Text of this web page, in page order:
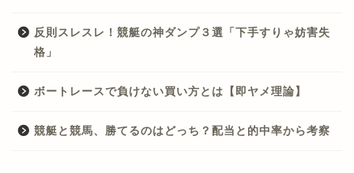
反則スレスレ！競艇の神ダンプ３選「下手すりゃ妨害失
格」
ボートレースで負けない買い方とは【即ヤメ理論】
競艇と競馬、勝てるのはどっち？配当と的中率から考察